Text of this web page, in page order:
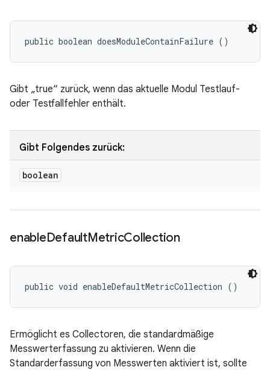
public boolean doesModuleContainFailure ()
Gibt „true“ zurück, wenn das aktuelle Modul Testlauf-
oder Testfallfehler enthält.
Gibt Folgendes zurück:
boolean
enableDefaultMetricCollection
public void enableDefaultMetricCollection ()
Ermöglicht es Collectoren, die standardmäßige
Messwerterfassung zu aktivieren. Wenn die
Standarderfassung von Messwerten aktiviert ist, sollte